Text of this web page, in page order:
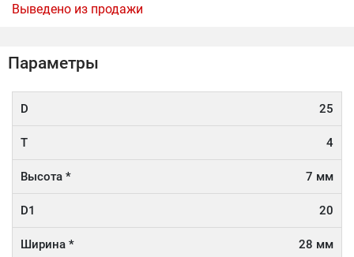
Выведено из продажи
Параметры
D 25
T 4
Высота * 7 мм
D1 20
Ширина * 28 мм